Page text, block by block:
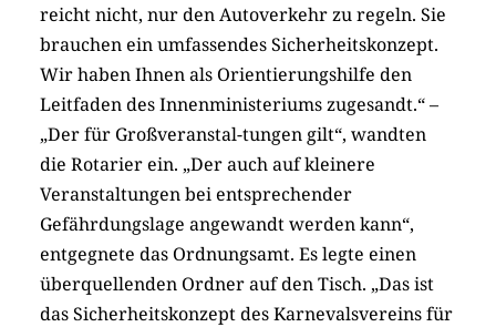
reicht nicht, nur den Autoverkehr zu regeln. Sie
brauchen ein umfassendes Sicherheitskonzept.
Wir haben Ihnen als Orientierungshilfe den
Leitfaden des Innenministeriums zugesandt.“ –
„Der für Großveranstal-tungen gilt“, wandten
die Rotarier ein. „Der auch auf kleinere
Veranstaltungen bei entsprechender
Gefährdungslage angewandt werden kann“,
entgegnete das Ordnungsamt. Es legte einen
überquellenden Ordner auf den Tisch. „Das ist
das Sicherheitskonzept des Karnevalsvereins für